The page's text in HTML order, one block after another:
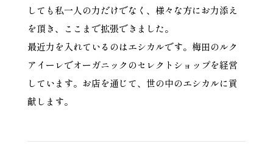
しても私一人の力だけでなく、様々な方にお力添え
を頂き、ここまで拡張できました。
最近力を入れているのはエシカルです。梅田のルク
アイーレでオーガニックのセレクトショップを経営
しています。お店を通じて、世の中のエシカルに貢
献します。